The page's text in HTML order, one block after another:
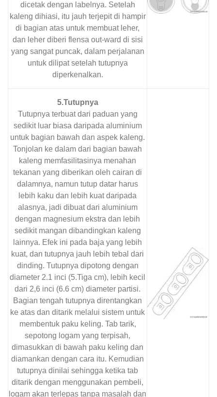
dicetak dengan labelnya. Setelah
kaleng dihiasi, itu jauh terjepit di hampir
di bagian atas untuk membuat leher,
dan leher diberi flensa out-ward di sisi
yang sangat puncak, dalam perjalanan
untuk dilipat setelah tutupnya
diperkenalkan.
5.Tutupnya
Tutupnya terbuat dari paduan yang
sedikit luar biasa daripada aluminium
untuk bagian bawah dan aspek kaleng.
Tonjolan ke dalam dari bagian bawah
kaleng memfasilitasinya menahan
tekanan yang diberikan oleh cairan di
dalamnya, namun tutup datar harus
lebih kaku dan lebih kuat daripada
alasnya, jadi dibuat dari aluminium
dengan magnesium ekstra dan lebih
sedikit mangan dibandingkan kaleng
lainnya. Efek ini pada baja yang lebih
kuat, dan tutupnya jauh lebih tebal dari
dinding. Tutupnya dipotong dengan
diameter 2.1 inci (5.Tiga cm), lebih kecil
dari 2,6 inci (6.6 cm) diameter partisi.
Bagian tengah tutupnya direntangkan
ke atas dan ditarik melalui sistem untuk
membentuk paku keling. Tab tarik,
sepotong logam yang terpisah,
dimasukkan di bawah paku keling dan
diamankan dengan cara itu. Kemudian
tutupnya dinilai sehingga ketika tab
ditarik dengan menggunakan pembeli,
logam akan terlepas tanpa masalah dan